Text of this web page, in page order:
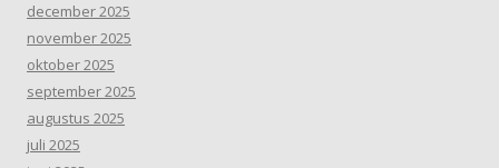
december 2025
november 2025
oktober 2025
september 2025
augustus 2025
juli 2025